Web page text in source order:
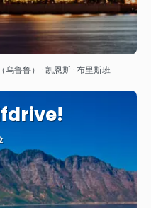
鲁鲁） · 凯恩斯 · 布里斯班